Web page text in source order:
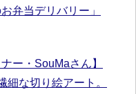
弁当デリバリー」
ー・SouMaさん】
細な切り絵アート。